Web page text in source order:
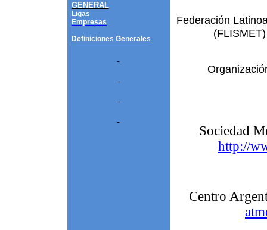
GENERAL
Ligas
Empresas
Definiciones Generales
Federación
Sociedad
http://
Centro